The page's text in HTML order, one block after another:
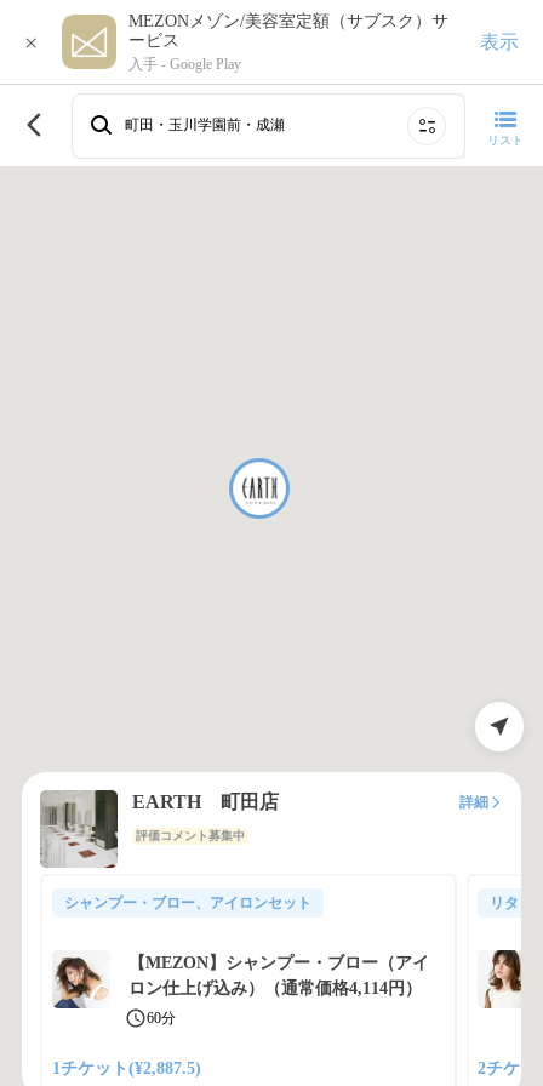
×
MEZONメゾン/美容室定額（サブスク）サ
ービス
入手 - Google Play
表示
町田・玉川学園前・成瀬
リスト
このエリアで再検索する
EARTH 町田店 詳細
評価コメント募集中
シャンプー・ブロー、アイロンセット
【MEZON】シャンプー・ブロー（アイ
ロン仕上げ込み）（通常価格4,114円）
60分
1チケット(¥2,887.5)
リタッ
2チケッ